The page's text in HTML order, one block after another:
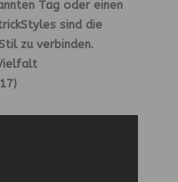
Tag oder einen
sind die
zu verbinden.